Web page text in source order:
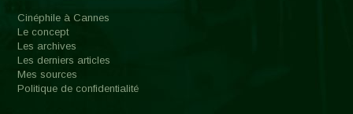
Cinéphile à Cannes
Le concept
Les archives
Les derniers articles
Mes sources
Politique de confidentialité